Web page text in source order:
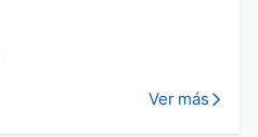
Ver más